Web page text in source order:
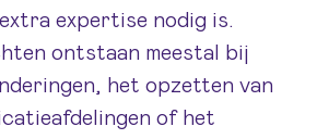
expertise nodig is.
ontstaan meestal bij
het opzetten van
of het